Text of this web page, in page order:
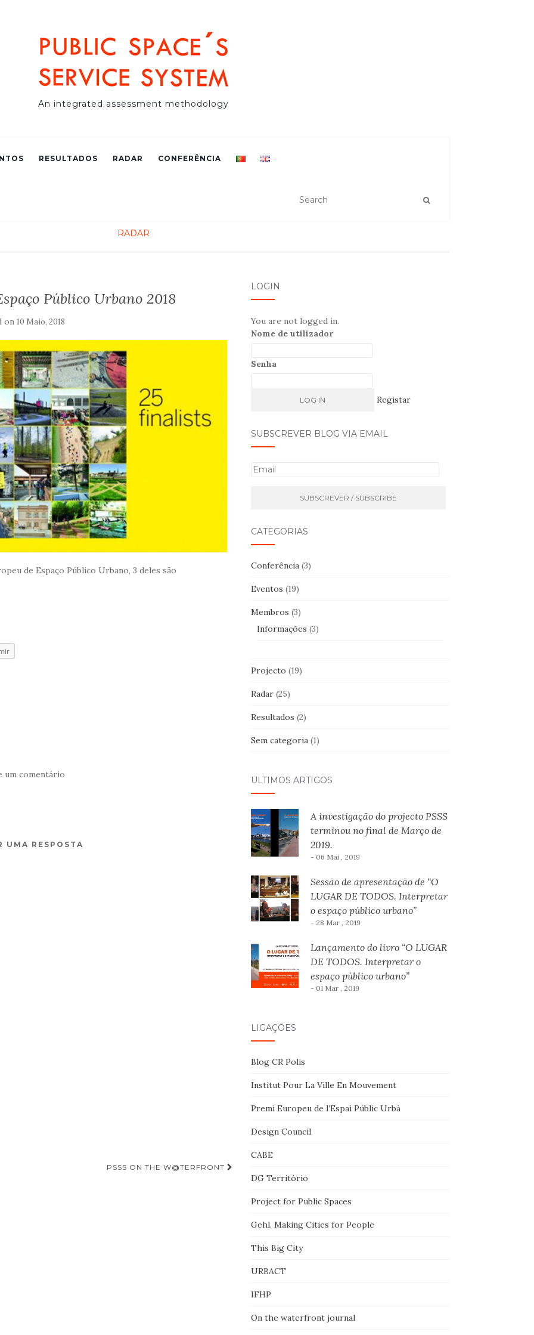
An integrated assessment methodology
RESULTADOS RADAR CONFERÊNCIA
RADAR
Público Urbano 2018
on 10 Maio, 2018
de Espaço Público Urbano, 3 deles são
um comentário
UMA RESPOSTA
PSSS ON THE W@TERFRONT
LOGIN
You are not logged in.
Nome de utilizador
Senha
Registar
SUBSCREVER BLOG VIA EMAIL
E
CATEGORIAS
Conferência(3)
Eventos (19)
Membros (3)
Informações (3)
Projecto (19)
Radar(25)
Resultados (2)
Sem categoria(1)
ÚLTIMOS ARTIGOS
A investigação do projecto PSSS
terminou no final de Março de
2019.
- 06 Mai , 2019
Sessão de apresentação de “O
LUGAR DE TODOS. Interpretar
o espaço público urbano”
- 28 Mar , 2019
Lançamento do livro “O LUGAR
DE TODOS. Interpretar o
espaço público urbano”
- 01 Mar , 2019
LIGAÇÕES
Blog CR Polis
Institut Pour La Ville En Mouvement
Premi Europeu de l’Espai Públic Urbà
Design Council
CABE
DG Território
Project for Public Spaces
Gehl. Making Cities for People
This Big City
URBACT
IFHP
On the waterfront journal